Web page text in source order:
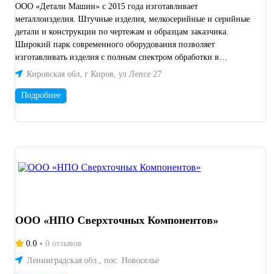
ООО «Детали Машин» с 2015 года изготавливает
металлоизделия. Штучные изделия, мелкосерийные и серийные
детали и конструкции по чертежам и образцам заказчика.
Широкий парк современного оборудования позволяет
изготавливать изделия с полным спектром обработки в
заданном качестве и в требуемые сроки. Собственный
позволят изготовить изделия требуемой точности по
изготовление оснастки и механизмов: захватов, роликов, кран-
Кировская обл, г Киров, ул Лепсе 27
Подробнее
ООО «НПО Сверхточных Компонентов»
0.0
0 отзывов
Ленинградская обл., пос. Новоселье